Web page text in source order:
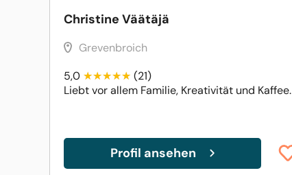
Christine Väätäjä
Grevenbroich
5,0
(21)
Liebt vor allem Familie, Kreativität und Kaffee.
Profil ansehen